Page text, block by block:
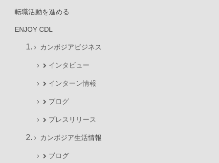
転職活動を進める
ENJOY CDL
カンボジアビジネス
インタビュー
インターン情報
ブログ
プレスリリース
カンボジア生活情報
ブログ